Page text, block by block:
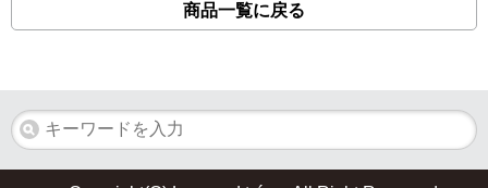
商品一覧に戻る